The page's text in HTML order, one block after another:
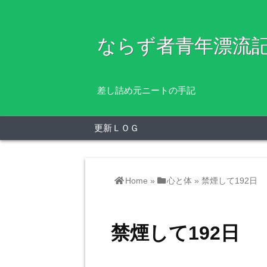
ならず者青年漂流
差し詰め元ニートの手記
更新ＬＯＧ
Home » 心と体 » 禁煙して192日
禁煙して192日